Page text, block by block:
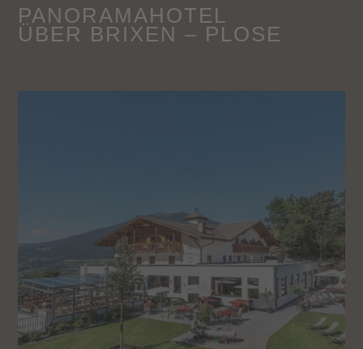
PANORAMAHOTEL
ÜBER BRIXEN – PLOSE